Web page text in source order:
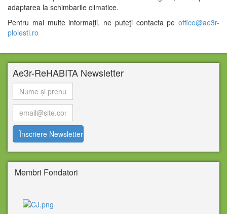
adaptarea la schimbarile climatice.
Pentru mai multe informaţii, ne puteţi contacta pe office@ae3r-
ploiesti.ro
Ae3r-ReHABITA Newsletter
Membri Fondatori